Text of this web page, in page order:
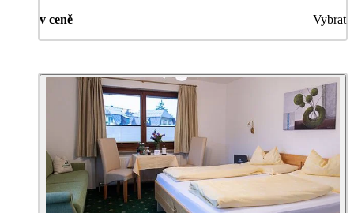
v ceně Vybrat